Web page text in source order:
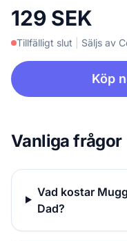
129 SEK
Tillfälligt slut Säljs av
Köp
Vanliga frågor
Vad kostar
Dad?